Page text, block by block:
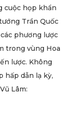
cuộc họp khẩn
Trần Quốc
phương lược
trong vùng Hoa
lược. Không
hấp dẫn lạ kỳ,
Lâm: